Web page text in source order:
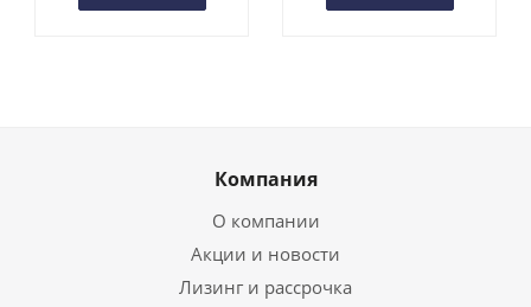
Компания
О компании
Акции и новости
Лизинг и рассрочка